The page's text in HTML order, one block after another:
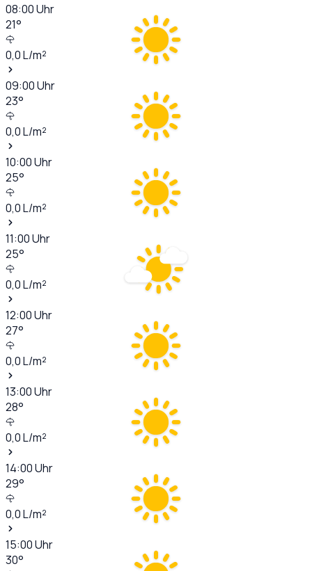
08:00Uhr
21°
0,0L/m²
09:00Uhr
23°
0,0L/m²
10:00Uhr
25°
0,0L/m²
11:00Uhr
25°
0,0L/m²
12:00Uhr
27°
0,0L/m²
13:00Uhr
28°
0,0L/m²
14:00Uhr
29°
0,0L/m²
15:00Uhr
30°